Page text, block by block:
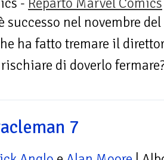
successo nel novembre
ha fatto tremare il
di doverlo
7